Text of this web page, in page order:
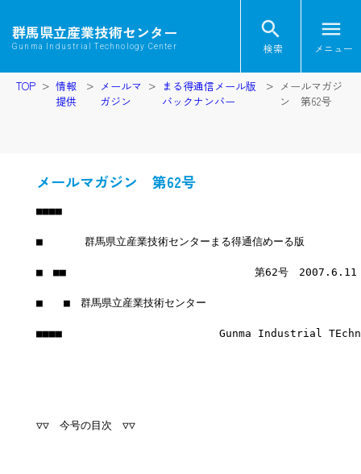
群馬県立産業技術センター
Gunma Industrial Technology Center
search
検索
menu
メニュー
TOP
情報
提供
メールマ
ガジン
まる得通信メール版
バックナンバー
メールマガジ
ン 第62号
メールマガジン 第62号
■■■■
■　　　　群馬県立産業技術センターまる得通信めーる版
■　■■　　　　　　　　　　　　　　　　　　第62号　2007.6.11
■　　■　群馬県立産業技術センター
■■■■　　　　　　　　　　　　　　　Gunma Industrial
▽▽　今号の目次　▽▽